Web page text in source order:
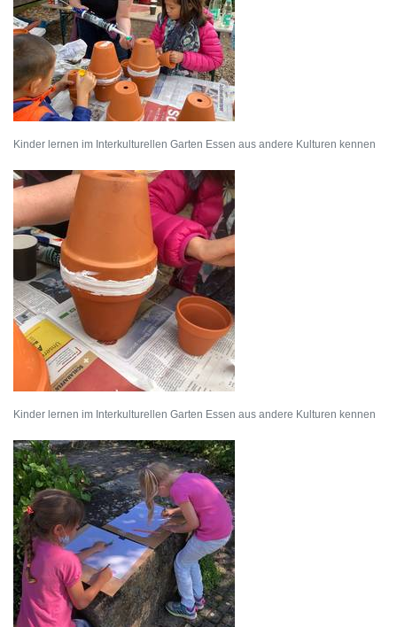
Kinder lernen im Interkulturellen Garten Essen aus andere Kulturen kennen
Kinder lernen im Interkulturellen Garten Essen aus andere Kulturen kennen